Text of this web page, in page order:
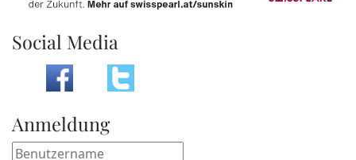
Social Media
Anmeldung